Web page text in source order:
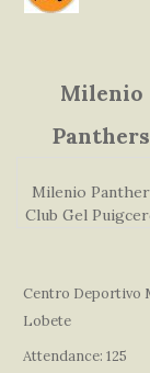
Milenio
Panthers
Milenio
Club Gel
Centro Deportivo
Lobete
Attendance: 125